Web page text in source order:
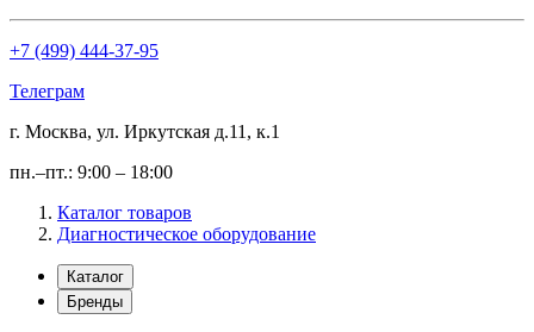
+7 (499) 444-37-95
Телеграм
г. Москва, ул. Иркутская д.11, к.1
пн.–пт.: 9:00 – 18:00
Каталог товаров
Диагностическое оборудование
Каталог
Бренды